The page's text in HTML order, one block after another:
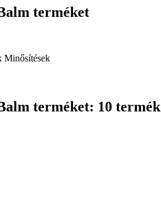
terméket
Minősítések
terméket: 10 termék